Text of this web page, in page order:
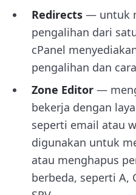
Redirects — untuk
pengalihan dari
cPanel
pengalihan dan
Zone Editor —
bekerja dengan
seperti email atau
digunakan untuk
atau menghapus
berbeda, seperti A,